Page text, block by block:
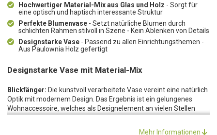
Hochwertiger Material-Mix aus Glas und Holz - Sorgt für
eine optisch und haptisch interessante Struktur
Perfekte Blumenvase - Setzt natürliche Blumen durch
schlichten Rahmen stilvoll in Szene - Kein Ablenken von Details
Designstarke Vase - Passend zu allen Einrichtungsthemen -
Aus Paulownia Holz gefertigt
Designstarke Vase mit Material-Mix
Blickfänger: Die kunstvoll verarbeitete Vase vereint eine natürlich
Optik mit modernem Design. Das Ergebnis ist ein gelungenes
Wohnaccessoire, welches als Designelement an vielen Stellen
Mehr Informationen